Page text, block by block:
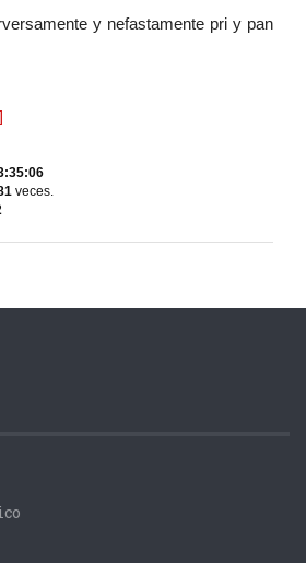
y nefastamente pri y pan
veces.